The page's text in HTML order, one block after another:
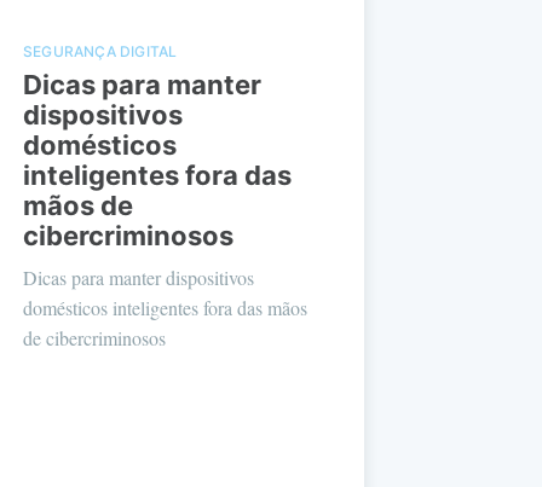
SEGURANÇA DIGITAL
Dicas para manter
dispositivos
domésticos
inteligentes fora das
mãos de
cibercriminosos
Dicas para manter dispositivos
domésticos inteligentes fora das mãos
de cibercriminosos